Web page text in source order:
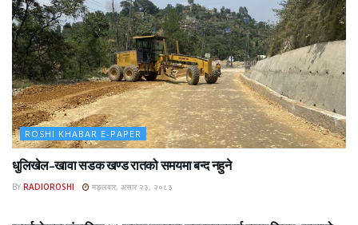
ROSHI KHABAR E-PAPER
धुलिखेल–खावा सडक खण्ड रातको समयमा बन्द नहुने
BY RADIOROSHI मङ्लबार, असार २३, २०८३